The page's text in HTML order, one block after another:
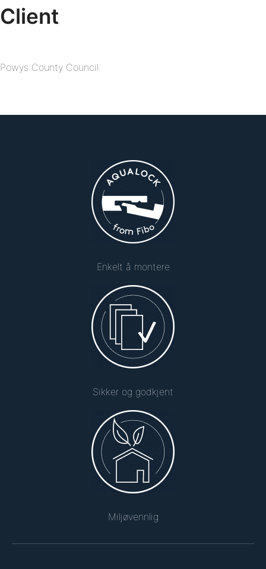
Client
Powys County Council
Enkelt å montere
Sikker og godkjent
Miljøvennlig